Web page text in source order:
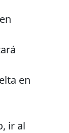
en
ir al